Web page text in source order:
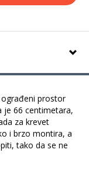
prostor
je 66 centimetara,
za krevet
i brzo montira, a
tako da se ne